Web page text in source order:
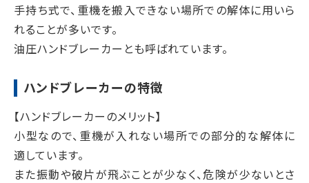
手持ち式で、重機を搬入できない場所での解体に用いら
れることが多いです。
油圧ハンドブレーカーとも呼ばれています。
ハンドブレーカーの特徴
【ハンドブレーカーのメリット】
小型なので、重機が入れない場所での部分的な解体に
適しています。
また振動や破片が飛ぶことが少なく、危険が少ないとさ